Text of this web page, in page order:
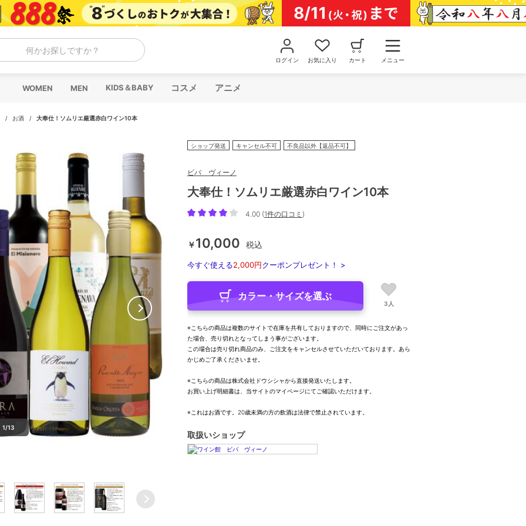
何かお探しですか？
ログイン お気に入り カート メニュー
WOMEN MEN KIDS＆BABY コスメ アニメ
/ お酒 / 大奉仕！ソムリエ厳選赤白ワイン10本
1/13
ショップ発送 キャンセル不可 不良品以外【返品不可】
ビバ ヴィーノ
大奉仕！ソムリエ厳選赤白ワイン10本
4.00 (1件の口コミ )
￥10,000 税込
今すぐ使える2,000円クーポンプレゼント！ >
カラー・サイズを選ぶ
3人
※こちらの商品は複数のサイトで在庫を共有しておりますので、同時にご注文があっ
た場合、売り切れとなってしまう事がございます。
この場合は売り切れ商品のみ、ご注文をキャンセルさせていただいております。あら
かじめご了承くださいませ。
※こちらの商品は株式会社ドウシシャから直接発送いたします。
お買い上げ明細書は、当サイトのマイページにてご確認いただけます。
※これはお酒です。20歳未満の方の飲酒は法律で禁止されています。
取扱いショップ